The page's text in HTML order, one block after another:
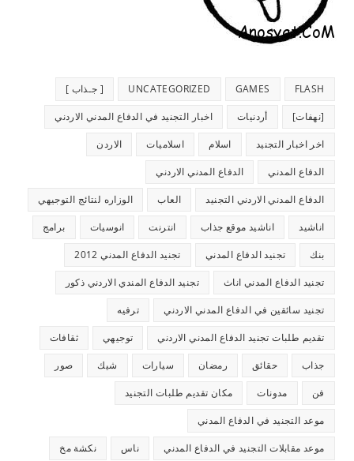
FLASH
GAMES
UNCATEGORIZED [ جـذاب ]
[نهفات] أردنيات اخبار التجنيد في الدفاع المدني الاردني
اخر اخبار التجنيد اسلام اسلاميات الاردن
الدفاع المدني الدفاع المدني الاردني
الدفاع المدني الاردني التجنيد العاب الوزاره لنتائج التوجيهي
اناشيد اناشيد موقع جذاب انترنت انوسيات برامج
بنك تجنيد الدفاع المدني تجنيد الدفاع المدني 2012
تجنيد الدفاع المدني اناث تجنيد الدفاع المندي الاردني ذكور
تجنيد سائقين في الدفاع المدني الاردني ترفيه
تقديم طلبات تجنيد الدفاع المدني الاردني توجيهي ثقافات
جذاب حقائق رمضان سيارات شيك صور
فن مدونات مكان تقديم طلبات التجنيد
موعد التجنيد في الدفاع المدني
موعد مقابلات التجنيد في الدفاع المدني ناس نكشة مخ